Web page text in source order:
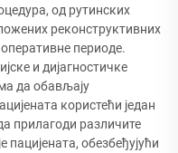
од рутинских
реконструктивних
оперативне периоде.
и дијагностичке
да обављају
користећи један
прилагоди различите
обезбеђујући